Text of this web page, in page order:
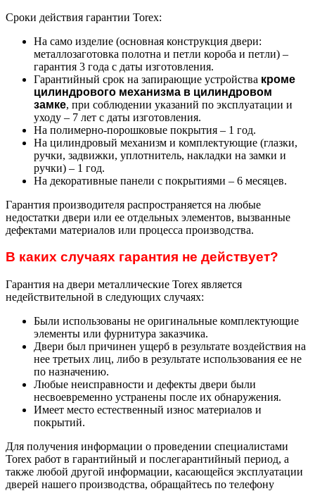
Сроки действия гарантии Torex:
На само изделие (основная конструкция двери:
металлозаготовка полотна и петли короба и петли) –
гарантия 3 года с даты изготовления.
Гарантийный срок на запирающие устройства кроме
цилиндрового механизма в цилиндровом
замке, при соблюдении указаний по эксплуатации и
уходу – 7 лет с даты изготовления.
На полимерно-порошковые покрытия – 1 год.
На цилиндровый механизм и комплектующие (глазки,
ручки, задвижки, уплотнитель, накладки на замки и
ручки) – 1 год.
На декоративные панели с покрытиями – 6 месяцев.
Гарантия производителя распространяется на любые
недостатки двери или ее отдельных элементов, вызванные
дефектами материалов или процесса производства.
В каких случаях гарантия не действует?
Гарантия на двери металлические Torex является
недействительной в следующих случаях:
Были использованы не оригинальные комплектующие
элементы или фурнитура заказчика.
Двери был причинен ущерб в результате воздействия на
нее третьих лиц, либо в результате использования ее не
по назначению.
Любые неисправности и дефекты двери были
несвоевременно устранены после их обнаружения.
Имеет место естественный износ материалов и
покрытий.
Для получения информации о проведении специалистами
Torex работ в гарантийный и послегарантийный период, а
также любой другой информации, касающейся эксплуатации
дверей нашего производства, обращайтесь по телефону